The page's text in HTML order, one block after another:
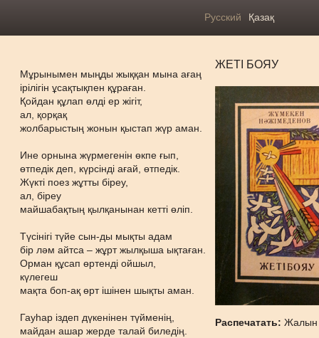
Русский Қазақ
Мұрынымен мыңды жыққан мына ағаң
ірілігін ұсақтықпен құраған.
Қойдан құлап өлді ер жігіт,
ал, қорқақ
жолбарыстың жонын қыстап жүр аман.
Ине орнына жүрмегенін өкпе ғып,
өтпедік деп, күрсінді ағай, өтпедік.
Жүкті поез жұтты біреу,
ал, біреу
майшабақтың қылқанынан кетті өліп.
Түсінігі түйе сын-ды мықты адам
бір ләм айтса – жұрт жылқыша ықтаған.
Орман құсап өртенді ойшыл,
күлегеш
мақта боп-ақ өрт ішінен шықты аман.
Гауһар іздеп дүкенінен түйменің,
майдан ашар жерде талай биледің.
ЖЕТІ БОЯУ
Распечатать:Жалын